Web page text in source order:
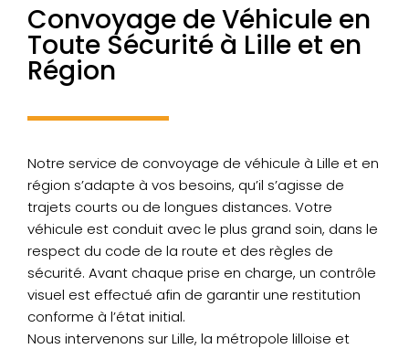
Convoyage de Véhicule en
Toute Sécurité à Lille et en
Région
Notre service de convoyage de véhicule à Lille et en
région s’adapte à vos besoins, qu’il s’agisse de
trajets courts ou de longues distances. Votre
véhicule est conduit avec le plus grand soin, dans le
respect du code de la route et des règles de
sécurité. Avant chaque prise en charge, un contrôle
visuel est effectué afin de garantir une restitution
conforme à l’état initial.
Nous intervenons sur Lille, la métropole lilloise et